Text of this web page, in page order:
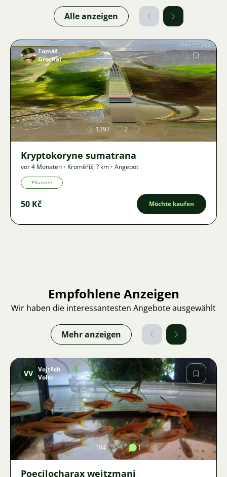
Alle anzeigen
Bild
Tomáš
Grochal
1397 2
Kryptokoryne sumatrana
vor 4 Monaten • Kroměříž,? km • Angebot
Pflanzen
50 Kč Möchte kaufen
Empfohlene Anzeigen
Wir haben die interessantesten Angebote ausgewählt
Mehr anzeigen
Bild
VV Vojtěch
Voltr
104 1 1
Poecilocharax weitzmani